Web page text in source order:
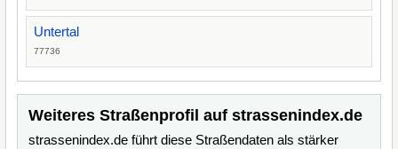
Untertal
77736
Weiteres Straßenprofil auf strassenindex.de
strassenindex.de führt diese Straßendaten als stärker